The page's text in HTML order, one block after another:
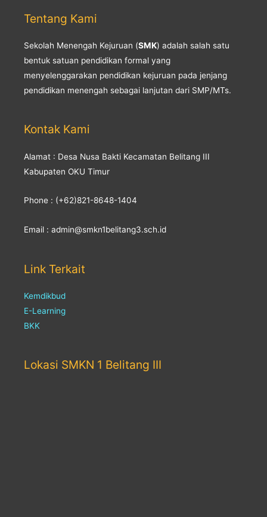
Tentang Kami
Sekolah Menengah Kejuruan (SMK) adalah salah satu
bentuk satuan pendidikan formal yang
menyelenggarakan pendidikan kejuruan pada jenjang
pendidikan menengah sebagai lanjutan dari SMP/MTs.
Kontak Kami
Alamat : Desa Nusa Bakti Kecamatan Belitang III
Kabupaten OKU Timur
Phone : (+62)821-8648-1404
Email : admin@smkn1belitang3.sch.id
Link Terkait
Kemdikbud
E-Learning
BKK
Lokasi SMKN 1 Belitang III